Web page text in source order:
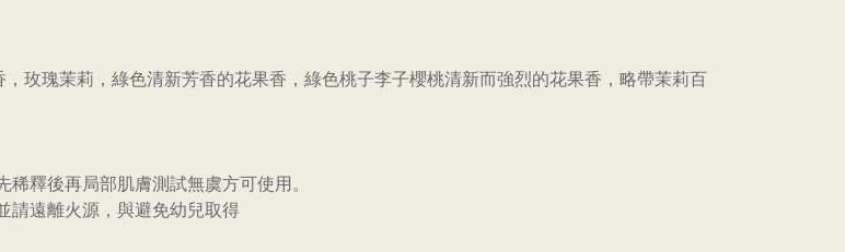
體
，玫瑰茉莉，綠色清新芳香的花果香，綠色桃子李子櫻桃清新而強烈的花果香，略帶茉莉百
釋後再局部肌膚測試無虞方可使用。
請遠離火源，與避免幼兒取得